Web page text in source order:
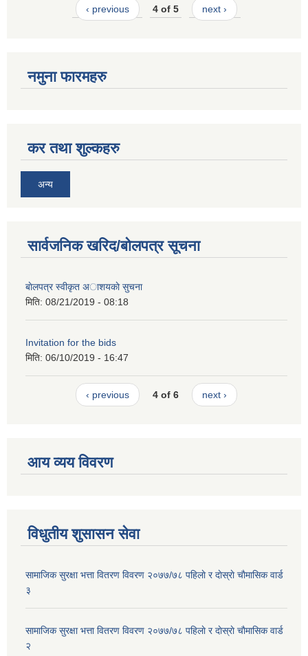
‹ previous 4 of 5 next ›
नमुना फारमहरु
कर तथा शुल्कहरु
अन्य
सार्वजनिक खरिद/बोलपत्र सूचना
बाेलपत्र स्वीकृत अाशयकाे सुचना
मिति: 08/21/2019 - 08:18
Invitation for the bids
मिति: 06/10/2019 - 16:47
‹ previous 4 of 6 next ›
आय व्यय विवरण
विधुतीय शुसासन सेवा
सामाजिक सुरक्षा भत्ता वितरण विवरण २०७७/७८ पहिलाे र दाेस्राे चाैमासिक वार्ड
३
सामाजिक सुरक्षा भत्ता वितरण विवरण २०७७/७८ पहिलाे र दाेस्राे चाैमासिक वार्ड
२